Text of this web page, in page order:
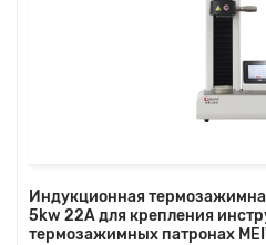
Индукционная
5kw 22A для крепления
термозажимных патронах